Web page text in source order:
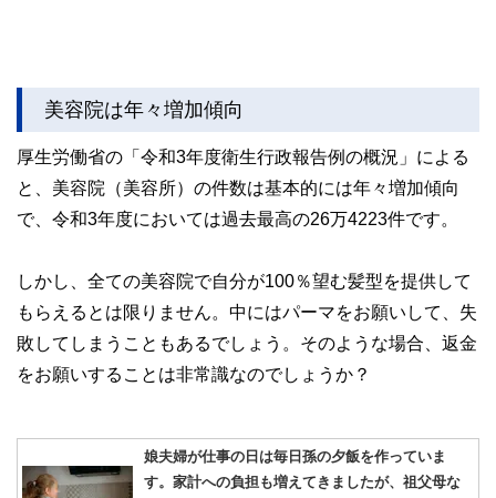
美容院は年々増加傾向
厚生労働省の「令和3年度衛生行政報告例の概況」による
と、美容院（美容所）の件数は基本的には年々増加傾向
で、令和3年度においては過去最高の26万4223件です。
しかし、全ての美容院で自分が100％望む髪型を提供して
もらえるとは限りません。中にはパーマをお願いして、失
敗してしまうこともあるでしょう。そのような場合、返金
をお願いすることは非常識なのでしょうか？
娘夫婦が仕事の日は毎日孫の夕飯を作っていま
す。家計への負担も増えてきましたが、祖父母な